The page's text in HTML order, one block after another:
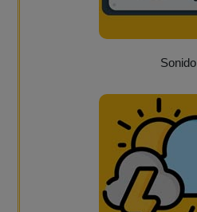
Sonido